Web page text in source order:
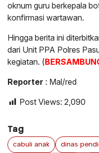
oknum guru berkepala
konfirmasi wartawan.
Hingga berita ini
dari Unit PPA Polres
kegiatan. (
Reporter : Mal/red
Post Views: 2,090
Tag
cabuli anak